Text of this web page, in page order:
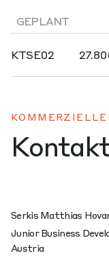
GEPLANT
KTSE02
Serkis Matthias
Junior Business
Austria